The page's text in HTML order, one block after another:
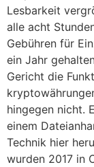
Lesbarkeit
alle acht
Gebühren für
ein Jahr
Gericht die
hingegen nicht.
einem
Technik hier
wurden 2017 in